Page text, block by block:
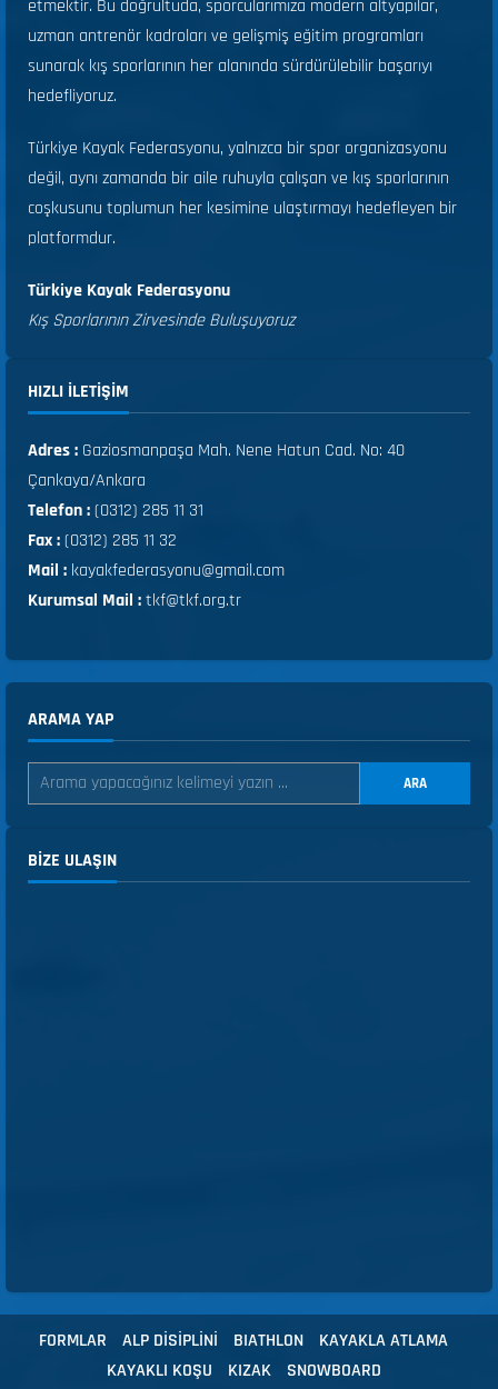
etmektir. Bu doğrultuda, sporcularımıza modern altyapılar,
uzman antrenör kadroları ve gelişmiş eğitim programları
sunarak kış sporlarının her alanında sürdürülebilir başarıyı
hedefliyoruz.
Türkiye Kayak Federasyonu, yalnızca bir spor organizasyonu
değil, aynı zamanda bir aile ruhuyla çalışan ve kış sporlarının
coşkusunu toplumun her kesimine ulaştırmayı hedefleyen bir
platformdur.
Türkiye Kayak Federasyonu
Kış Sporlarının Zirvesinde Buluşuyoruz
HIZLI ILETIŞIM
Adres : Gaziosmanpaşa Mah. Nene Hatun Cad. No: 40
Çankaya/Ankara
Telefon :(0312) 285 11 31
Fax :(0312) 285 11 32
Mail : kayakfederasyonu@gmail.com
Kurumsal Mail :tkf@tkf.org.tr
ARAMA YAP
ARA
BIZE ULAŞIN
FORMLAR ALP DİSİPLİNİ BIATHLON
KAYAKLA ATLAMA
KAYAKLI KOŞU
KIZAK SNOWBOARD